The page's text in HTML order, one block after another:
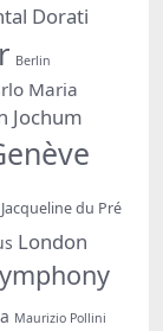
Dorati
Berlin
Maria
Jochum
Jacqueline du Pré
London
Maurizio Pollini